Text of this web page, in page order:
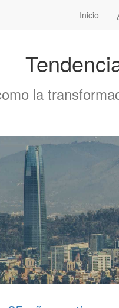
Inicio
la